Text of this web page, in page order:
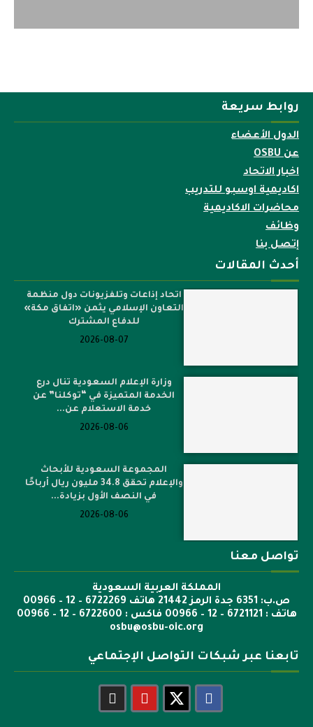
روابط سريعة
الدول الأعضاء
عن OSBU
اخبار الاتحاد
اكاديمية اوسبو للتدريب
محاضرات الاكاديمية
وظائف
إتصل بنا
أحدث المقالات
اتحاد إذاعات وتلفزيونات دول منظمة
التعاون الإسلامي يثمن «اتفاق مكة»
للدفاع المشترك
2026-08-07
وزارة الإعلام السعودية تنال درع
الخدمة المتميزة في “توكلنا” عن
خدمة الاستعلام عن...
2026-08-06
المجموعة السعودية للأبحاث
والإعلام تحقق 34.8 مليون ريال أرباحًا
في النصف الأول بزيادة...
2026-08-06
تواصل معنا
المملكة العربية السعودية
ص.ب: 6351 جدة الرمز 21442 هاتف 6722269 – 12 – 00966
هاتف : 6721121 – 12 – 00966 فاكس : 6722600 – 12 – 00966
osbu@osbu-oic.org
تابعنا عبر شبكات التواصل الإجتماعي